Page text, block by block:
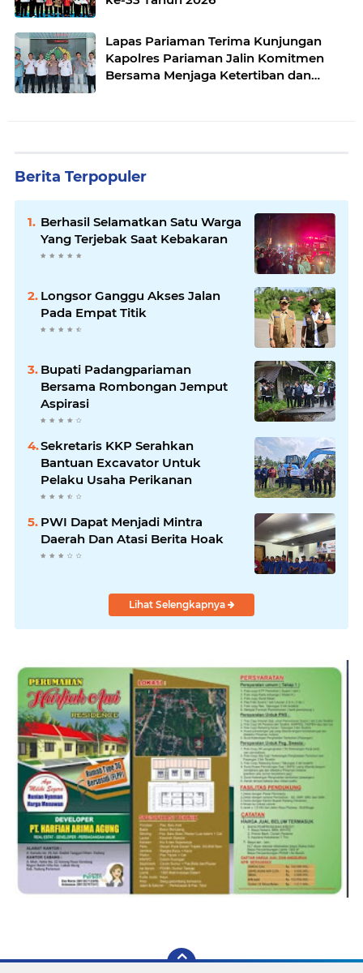
Lapas Pariaman Terima Kunjungan
Kapolres Pariaman Jalin Komitmen
Bersama Menjaga Ketertiban dan
Berita Terpopuler
Berhasil Selamatkan Satu Warga
Yang Terjebak Saat Kebakaran
Longsor Ganggu Akses Jalan
Pada Empat Titik
Bupati Padangpariaman
Bersama Rombongan Jemput
Aspirasi
Sekretaris KKP Serahkan
Bantuan Excavator Untuk
Pelaku Usaha Perikanan
PWI Dapat Menjadi Mintra
Daerah Dan Atasi Berita Hoak
Lihat Selengkapnya